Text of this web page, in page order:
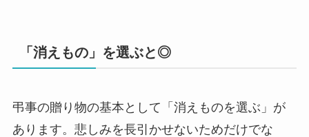
「消えもの」を選ぶと◎
弔事の贈り物の基本として「消えものを選ぶ」が
あります。悲しみを長引かせないためだけでな